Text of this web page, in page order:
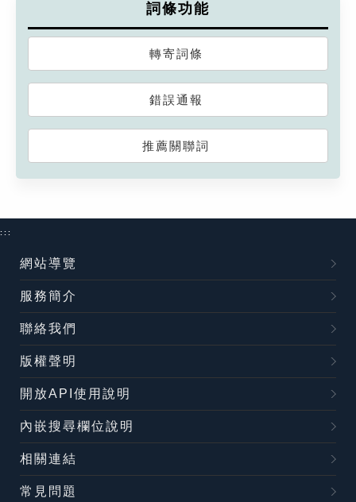
詞條功能
轉寄詞條
錯誤通報
推薦關聯詞
:::
網站導覽
服務簡介
聯絡我們
版權聲明
開放API使用說明
內嵌搜尋欄位說明
相關連結
常見問題